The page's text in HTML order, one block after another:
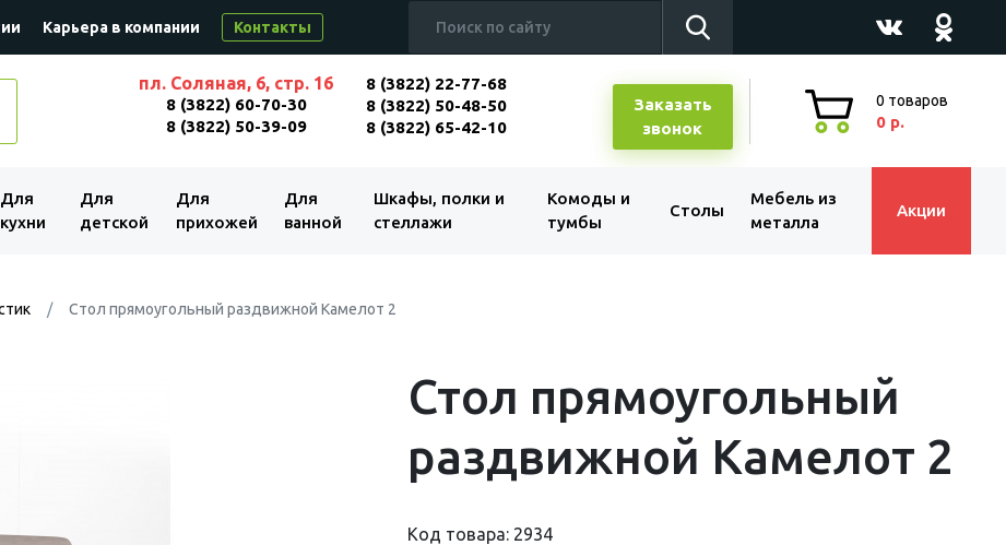
Карьера в компании Контакты
пл. Соляная, 6, стр. 16
8 (3822) 60-70-30
8 (3822) 50-39-09
8 (3822) 22-77-68
8 (3822) 50-48-50
8 (3822) 65-42-10
Заказать
звонок
0 товаров
0 р.
Для
кухни
Для
детской
Для
прихожей
Для
ванной
Шкафы, полки и
стеллажи
Комоды и
тумбы
Столы
Мебель из
металла
Акции
Стол прямоугольный раздвижной Камелот 2
Стол прямоугольный
раздвижной Камелот 2
Код товара: 2934